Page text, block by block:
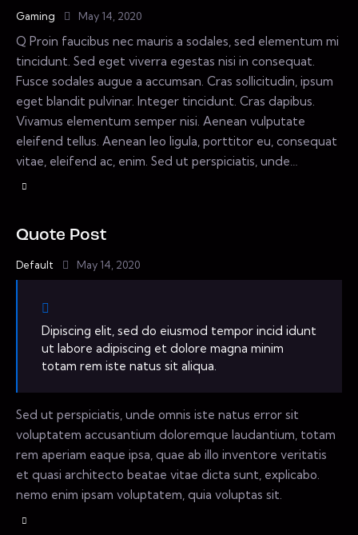
Gaming May 14, 2020
Q Proin faucibus nec mauris a sodales, sed elementum mi
tincidunt. Sed eget viverra egestas nisi in consequat.
Fusce sodales augue a accumsan. Cras sollicitudin, ipsum
eget blandit pulvinar. Integer tincidunt. Cras dapibus.
Vivamus elementum semper nisi. Aenean vulputate
eleifend tellus. Aenean leo ligula, porttitor eu, consequat
vitae, eleifend ac, enim. Sed ut perspiciatis, unde…
Quote Post
Default May 14, 2020
Dipiscing elit, sed do eiusmod tempor incid idunt
ut labore adipiscing et dolore magna minim
totam rem iste natus sit aliqua.
Sed ut perspiciatis, unde omnis iste natus error sit
voluptatem accusantium doloremque laudantium, totam
rem aperiam eaque ipsa, quae ab illo inventore veritatis
et quasi architecto beatae vitae dicta sunt, explicabo.
nemo enim ipsam voluptatem, quia voluptas sit.